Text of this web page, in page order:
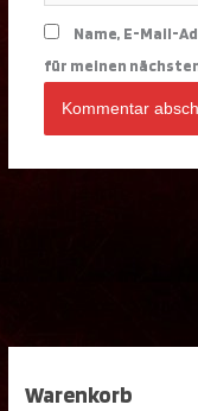
Name, E-Mail-
für meinen
Warenkorb